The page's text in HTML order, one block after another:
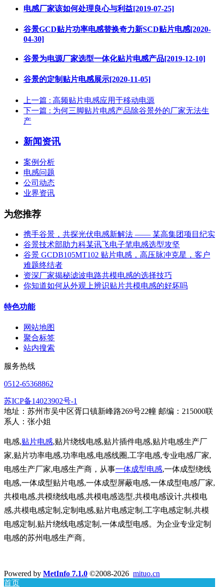
电感厂家该如何处理良心与利益[2019-07-25]
谷景GCD贴片功率电感替换奇力新SCD贴片电感[2020-
04-30]
谷景为电源厂家选型一体化贴片电感产品[2019-12-10]
谷景的定制贴片电感展示[2020-11-05]
上一篇 : 高频贴片电感应用于移动电源
下一篇 : 为何三脚贴片电感产品除谷景外的厂家无法生
产
新闻资讯
案例分析
电感问题
公司动态
业界资讯
为您推荐
携手谷景，共探光伏电感新解法 —— 某高集团项目纪实
谷景技术部助力科某讯飞电子笔电感选型攻坚
谷景 GCDB105MT102 贴片电感，高压脉冲克星，客户
难题终结者
资深厂家揭秘滤波电路共模电感的选择技巧
你知道如何从外观上辨识贴片共模电感的好坏吗
特色功能
网站地图
聚合标签
站内搜索
服务热线
0512-65368862
苏ICP备14023902号-1
地址：苏州市吴中区胥口镇新峰路269号22幢 邮编：215000联
系人：张小姐
电感,贴片电感,贴片绕线电感,贴片插件电感,贴片电感生产厂
家,贴片功率电感,功率电感,电感线圈,工字电感,专业电感厂家,
电感生产厂家,电感生产商，从事一体成型电感,一体成型绕线
电感,一体成型贴片电感,一体成型屏蔽电感,一体成型电感厂家,
共模电感,共模绕线电感,共模电感选型,共模电感设计,共模电
感,共模电感定制,定制电感,贴片电感定制,工字电感定制,共模
电感定制,贴片绕线电感定制,一体成型电感。为企业专业定制
电感的苏州电感生产商。
Powered by MetInfo 7.1.0 ©2008-2026 mituo.cn
首页